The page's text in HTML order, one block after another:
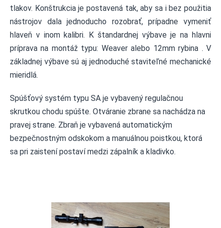
tlakov. Konštrukcia je postavená tak, aby sa i bez použitia
nástrojov dala jednoducho rozobrať, prípadne vymeniť
hlaveň v inom kalibri. K štandardnej výbave je na hlavni
príprava na montáž typu: Weaver alebo 12mm rybina . V
základnej výbave sú aj jednoduché staviteľné mechanické
mieridlá.
Spúšťový systém typu SA je vybavený regulačnou
skrutkou chodu spúšte. Otváranie zbrane sa nachádza na
pravej strane. Zbraň je vybavená automatickým
bezpečnostným odskokom a manuálnou poistkou, ktorá
sa pri zaistení postaví medzi zápalník a kladivko.